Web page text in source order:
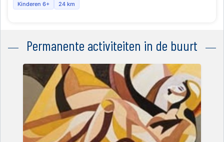
Kinderen 6+ 24 km
Permanente activiteiten in de buurt